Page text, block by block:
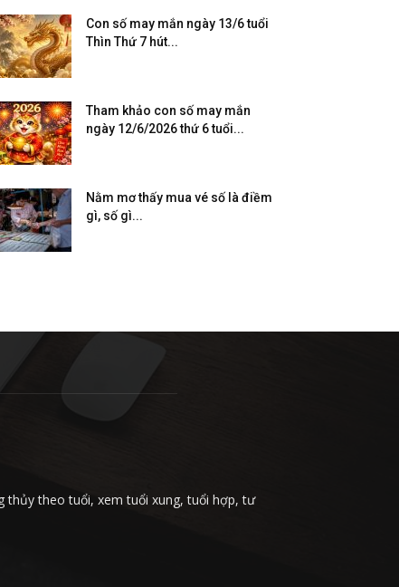
Con số may mắn ngày 13/6 tuổi
Thìn Thứ 7 hút...
Tham khảo con số may mắn
ngày 12/6/2026 thứ 6 tuổi...
Nằm mơ thấy mua vé số là điềm
gì, số gì...
thủy theo tuổi, xem tuổi xung, tuổi hợp, tư